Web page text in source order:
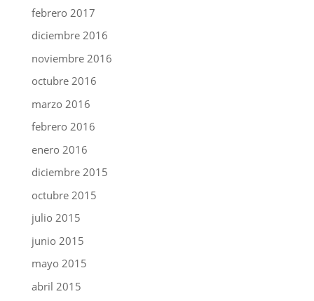
febrero 2017
diciembre 2016
noviembre 2016
octubre 2016
marzo 2016
febrero 2016
enero 2016
diciembre 2015
octubre 2015
julio 2015
junio 2015
mayo 2015
abril 2015